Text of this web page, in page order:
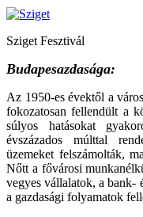
Sziget Fesztivál
Budapesazdasága:
Az 1950-es évektől a
fokozatosan fellendült a
súlyos hatásokat
évszázados múlttal
üzemeket felszámolták,
Nőtt a fővárosi
vegyes vállalatok, a bank-
a gazdasági folyamatok